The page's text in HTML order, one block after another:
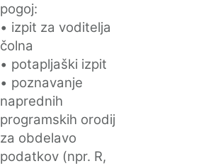
pogoj:
• izpit za voditelja
čolna
• potapljaški izpit
• poznavanje
naprednih
programskih orodij
za obdelavo
podatkov (npr. R,